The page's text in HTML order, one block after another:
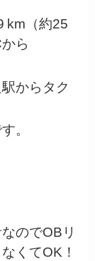
km（約25
ら
からタク
。
のでOBリ
くてOK！